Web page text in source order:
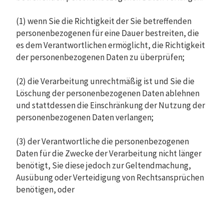
(1) wenn Sie die Richtigkeit der Sie betreffenden
personenbezogenen für eine Dauer bestreiten, die
es dem Verantwortlichen ermöglicht, die Richtigkeit
der personenbezogenen Daten zu überprüfen;
(2) die Verarbeitung unrechtmäßig ist und Sie die
Löschung der personenbezogenen Daten ablehnen
und stattdessen die Einschränkung der Nutzung der
personenbezogenen Daten verlangen;
(3) der Verantwortliche die personenbezogenen
Daten für die Zwecke der Verarbeitung nicht länger
benötigt, Sie diese jedoch zur Geltendmachung,
Ausübung oder Verteidigung von Rechtsansprüchen
benötigen, oder